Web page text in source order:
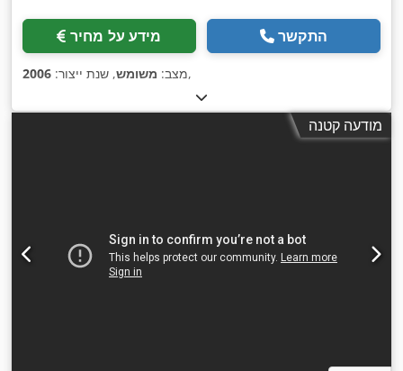
מידע על מחיר התקשר
מצב: משומש, שנת ייצור: 2006 ,
מודעה קטנה